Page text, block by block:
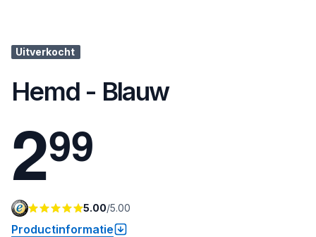
Uitverkocht
Hemd - Blauw
299
5.00/5.00
Productinformatie